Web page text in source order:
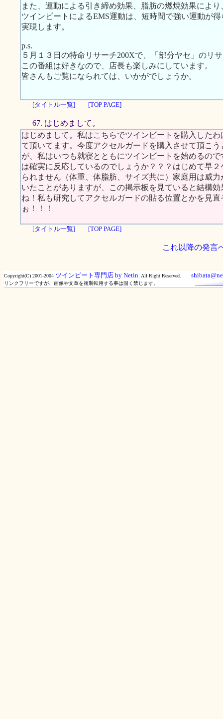
また、運動による引き締め効果、脂肪の燃焼効果によ
ツインビートによるEMS運動は、短時間で強い運動が
実現します。
p.s.
５月１３日の特命リサーチ200Xで、「部分ヤセ」のリ
この番組は好きなので、店長も楽しみにしています。
皆さんもご覧になられては、いかがでしょうか。
[タイトル一覧] [TOP PAGE]
67. はじめまして。
はじめまして。私はこちらでツインビートを購入した
て頂いてます。今度アクセルガードを購入させて頂こ
が、私はいつも就寝とともにツインビートを始めるの
は確実に反応しているのでしょうか？？？はじめて早
られません（体重、体脂肪、サイズ共に）家庭用は威
いたことがありますが、この掲示板を見ていると結構
ね！私も研究してアクセルガードの貼る位置とかを見
ぉ！！！
[タイトル一覧] [TOP PAGE]
これ以降の発言
Copyright(C) 2001-2004 ツインビート専門店 by Netin. All Right Reserved.
リンクフリーですが、画像や文章を複製転用する事は固く禁じます。